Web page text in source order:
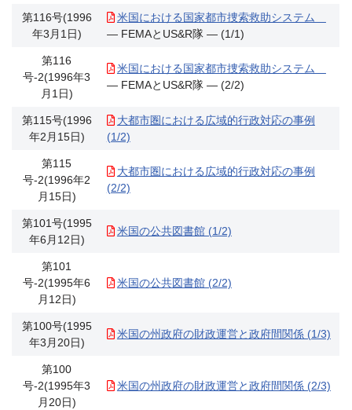
第116号(1996
年3月1日)
米国における国家都市捜索救助システム
― FEMAとUS&R隊 ― (1/1)
第116
号-2(1996年3
月1日)
米国における国家都市捜索救助システム
― FEMAとUS&R隊 ― (2/2)
第115号(1996
年2月15日)
大都市圏における広域的行政対応の事例
(1/2)
第115
号-2(1996年2
月15日)
大都市圏における広域的行政対応の事例
(2/2)
第101号(1995
年6月12日)
米国の公共図書館 (1/2)
第101
号-2(1995年6
月12日)
米国の公共図書館 (2/2)
第100号(1995
年3月20日)
米国の州政府の財政運営と政府間関係 (1/3)
第100
号-2(1995年3
月20日)
米国の州政府の財政運営と政府間関係 (2/3)